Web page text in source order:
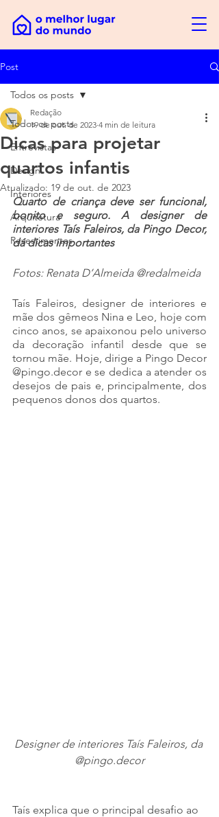
Post
Todos os posts
Entrevistas
Design
Interiores
Arquitetura
Revestimentos
Todos os posts
Dicas para projetar
quartos infantis
Redação
19 de out. de 2023 4 min de leitura
Atualizado: 19 de out. de 2023
Quarto de criança deve ser funcional,
bonito e seguro. A designer de
interiores Taís Faleiros, da Pingo Decor,
dá dicas importantes
Fotos: Renata D’Almeida @redalmeida
Taís Faleiros, designer de interiores e
mãe dos gêmeos Nina e Leo, hoje com
cinco anos, se apaixonou pelo universo
da decoração infantil desde que se
tornou mãe. Hoje, dirige a Pingo Decor
@pingo.decor e se dedica a atender os
desejos de pais e, principalmente, dos
pequenos donos dos quartos.
Designer de interiores Taís Faleiros, da
@pingo.decor
Taís explica que o principal desafio ao